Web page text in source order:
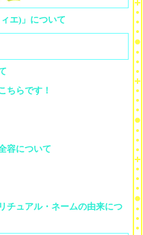
エ)」について
ちらです！
容について
チュアル・ネームの由来につ